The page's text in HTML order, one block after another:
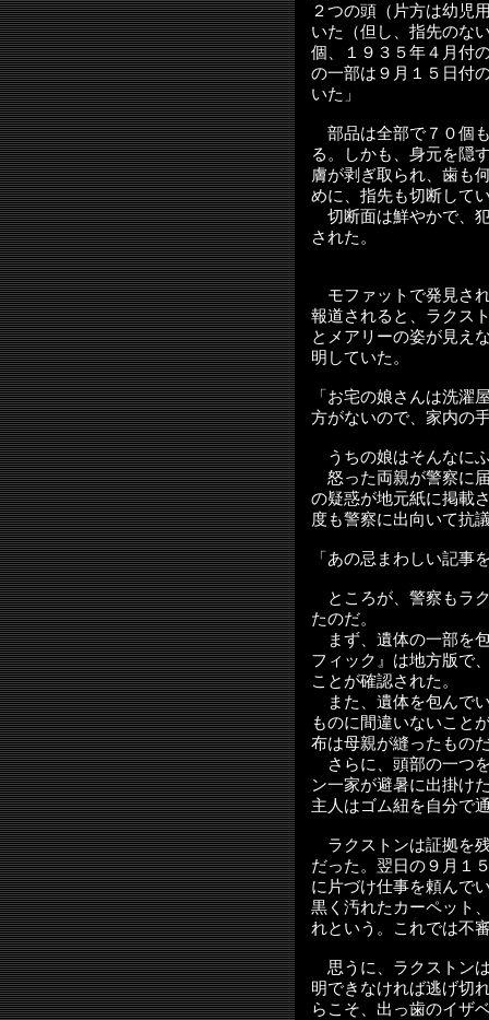
２つの頭（片方は幼児
いた（但し、指先のな
個、１９３５年４月付
の一部は９月１５日付
いた」
部品は全部で７０個
る。しかも、身元を隠
膚が剥ぎ取られ、歯も
めに、指先も切断して
切断面は鮮やかで、
された。
モファットで発見さ
報道されると、ラクス
とメアリーの姿が見え
明していた。
「お宅の娘さんは洗濯
方がないので、家内の
うちの娘はそんなに
怒った両親が警察に
の疑惑が地元紙に掲載
度も警察に出向いて抗
「あの忌まわしい記
ところが、警察もラ
たのだ。
まず、遺体の一部を
フィック』は地方版で
ことが確認された。
また、遺体を包んで
ものに間違いないこと
布は母親が縫ったもの
さらに、頭部の一つ
ン一家が避暑に出掛け
主人はゴム紐を自分で
ラクストンは証拠を
だった。翌日の９月１
に片づけ仕事を頼んで
黒く汚れたカーペット
れという。これでは不
思うに、ラクストン
明できなければ逃げ切
らこそ、出っ歯のイザ